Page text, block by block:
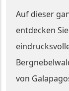
Auf dieser
entdecken
von